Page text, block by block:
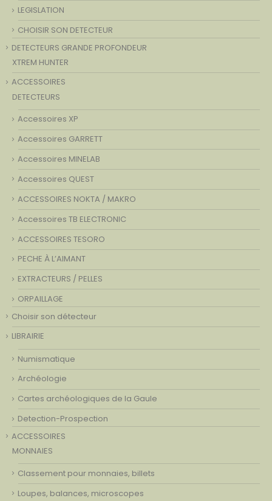
LEGISLATION
CHOISIR SON DETECTEUR
DETECTEURS GRANDE PROFONDEUR
XTREM HUNTER
ACCESSOIRES
DETECTEURS
Accessoires XP
Accessoires GARRETT
Accessoires MINELAB
Accessoires QUEST
ACCESSOIRES NOKTA / MAKRO
Accessoires TB ELECTRONIC
ACCESSOIRES TESORO
PECHE À L’AIMANT
EXTRACTEURS / PELLES
ORPAILLAGE
Choisir son détecteur
LIBRAIRIE
Numismatique
Archéologie
Cartes archéologiques de la Gaule
Detection-Prospection
ACCESSOIRES
MONNAIES
Classement pour monnaies, billets
Loupes, balances, microscopes